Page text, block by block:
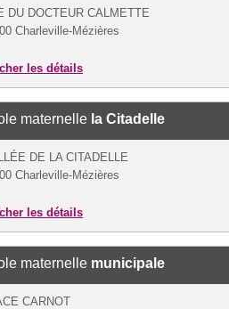
DU DOCTEUR CALMETTE
Charleville-Mézières
les détails
maternelle la Citadelle
DE LA CITADELLE
Charleville-Mézières
les détails
maternelle municipale
CARNOT